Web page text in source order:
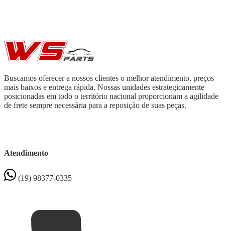
Buscamos oferecer a nossos clientes o melhor atendimento, preços
mais baixos e entrega rápida. Nossas unidades estrategicamente
posicionadas em todo o território nacional proporcionam a agilidade
de frete sempre necessária para a reposição de suas peças.
Atendimento
(19) 98377-0335